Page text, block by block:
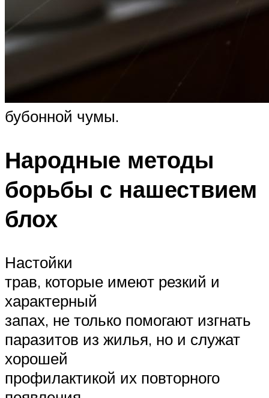
бубонной чумы.
Народные методы
борьбы с нашествием
блох
Настойки
трав, которые имеют резкий и
характерный
запах, не только помогают изгнать
паразитов из жилья, но и служат
хорошей
профилактикой их повторного